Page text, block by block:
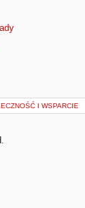
I WSPARCIE